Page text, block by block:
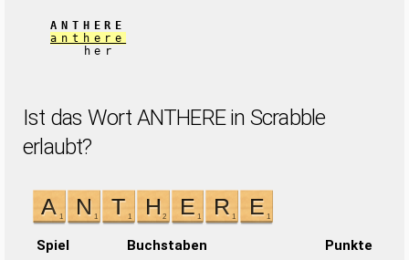
ANTHERE
anthere
her
Ist das Wort ANTHERE in Scrabble
erlaubt?
Spiel Buchstaben Punkte